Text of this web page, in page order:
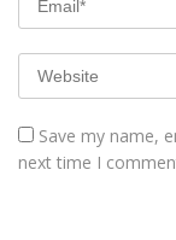
Save my name,
next time I